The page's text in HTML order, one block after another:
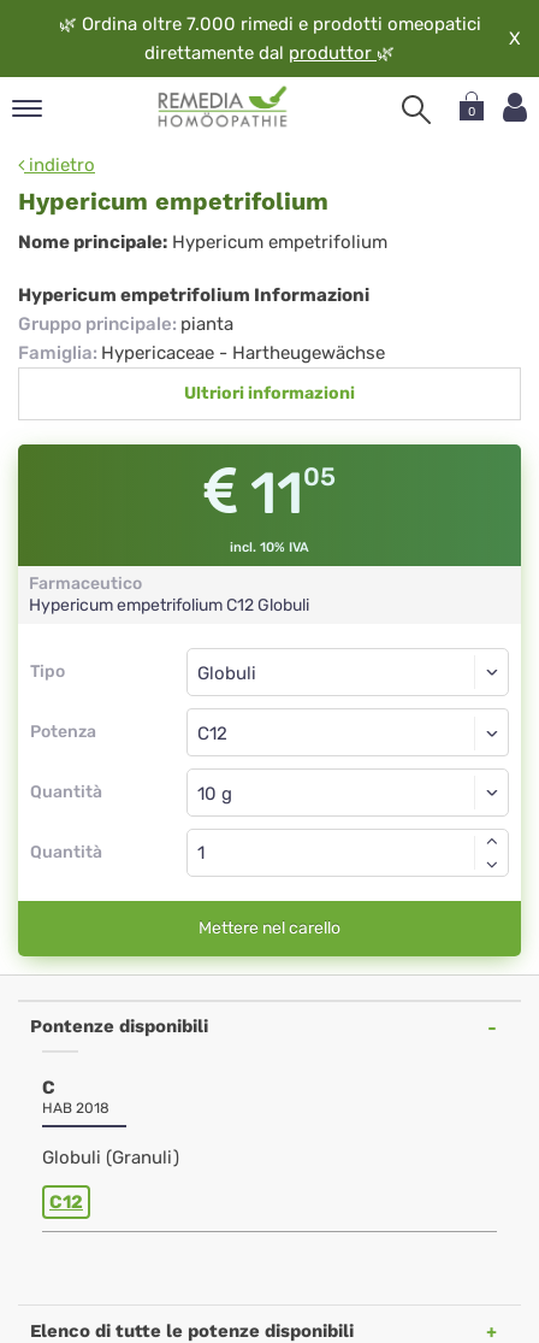
🌿 Ordina oltre 7.000 rimedi e prodotti omeopatici
direttamente dal produttor 🌿
X
0
indietro
Hypericum empetrifolium
Hypericum
empetrifolium
Nome principale: Hypericum empetrifolium
Hypericum empetrifolium Informazioni
Gruppo principale: pianta
Famiglia: Hypericaceae - Hartheugewächse
Ultriori informazioni
1105
incl. 10% IVA
Farmaceutico
Hypericum empetrifoliumC12Globuli
Tipo
Tipo
Potenza
Globuli
C12
Quantità
Globuli
Quantità
Mettere nel carello
Pontenze disponibili
C
HAB 2018
Globuli (Granuli)
C12
Elenco di tutte le potenze disponibili